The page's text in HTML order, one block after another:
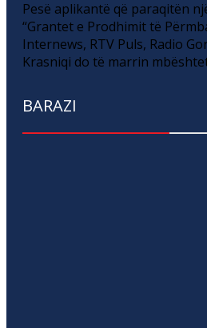
Pesë aplikantë që paraqitën
“Grantet e Prodhimit të
Internews, RTV Puls, Radio
Krasniqi do të marrin
BARAZI